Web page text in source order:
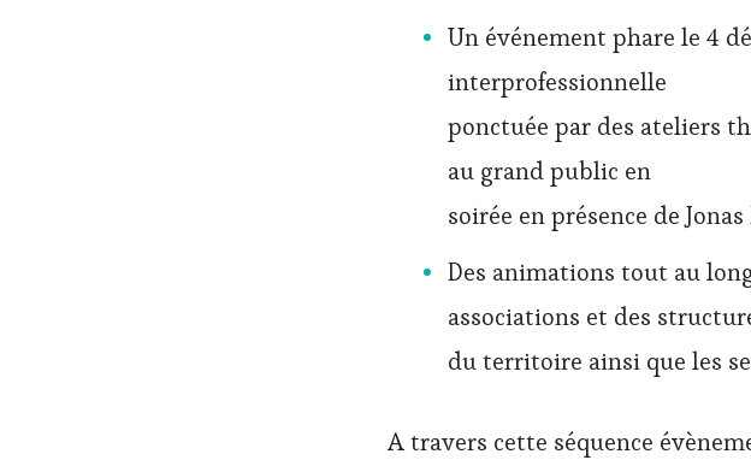
Un événement phare le 4
interprofessionnelle
ponctuée par des ateliers
au grand public en
soirée en présence de
Des animations tout au
associations et des
du territoire ainsi que les
A travers cette séquence